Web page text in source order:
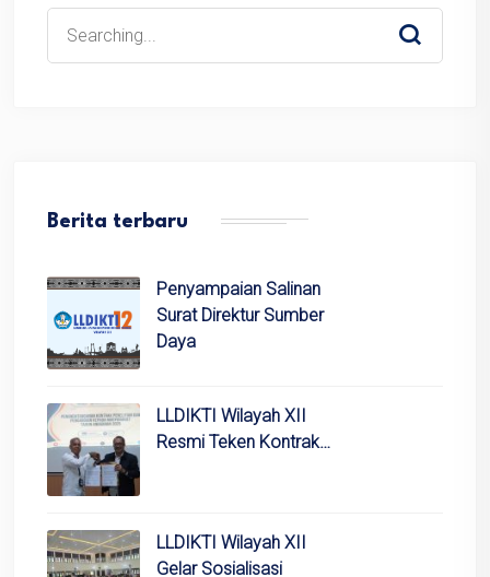
for:
Berita terbaru
Penyampaian Salinan
Surat Direktur Sumber
Daya
LLDIKTI Wilayah XII
Resmi Teken Kontrak…
LLDIKTI Wilayah XII
Gelar Sosialisasi